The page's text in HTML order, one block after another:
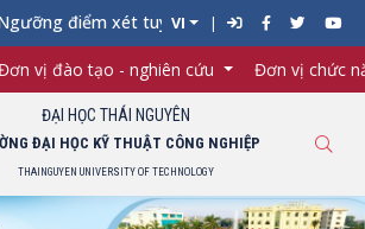
điểm xét tuyển đối với từng ngành
VI
vị đào tạo - nghiên cứu Đơn vị chức
ĐẠI HỌC THÁI NGUYÊN
ĐẠI HỌC KỸ THUẬT CÔNG NGHIỆP
THAINGUYEN UNIVERSITY OF TECHNOLOGY